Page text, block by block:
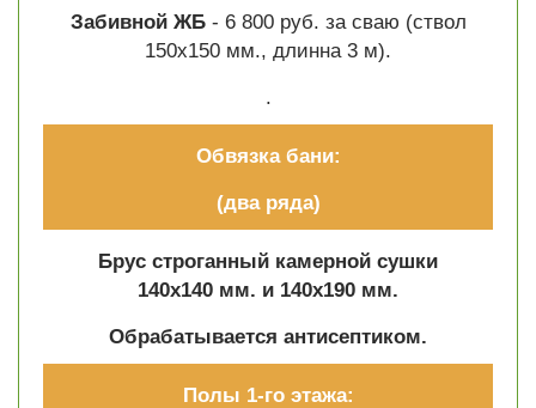
Забивной ЖБ- 6 800 руб. за сваю (ствол
150х150 мм., длинна 3 м).
.
Обвязка бани:
(два ряда)
Брус строганный камерной сушки
140х140 мм. и 140х190 мм.
Обрабатывается антисептиком.
Полы 1-го этажа: